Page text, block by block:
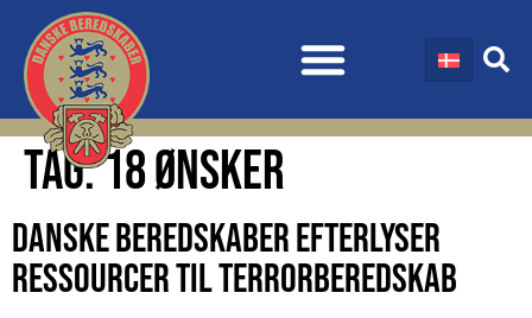
TAG:18 ØNSKER
DANSKE BEREDSKABER EFTERLYSER
RESSOURCER TIL TERRORBEREDSKAB